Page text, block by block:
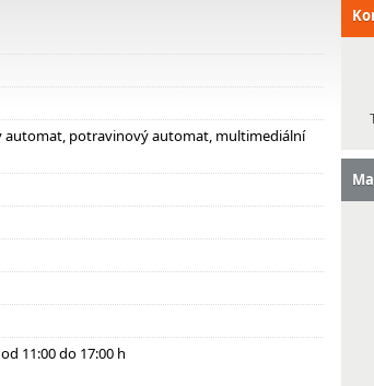
potravinový automat, multimediální
11:00 do 17:00 h